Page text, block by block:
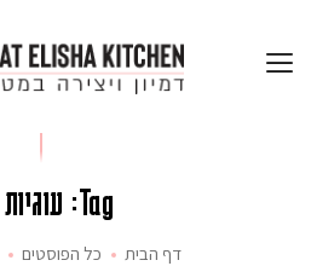
Tag: עוגיות חול
דף הבית כל הפוסטים